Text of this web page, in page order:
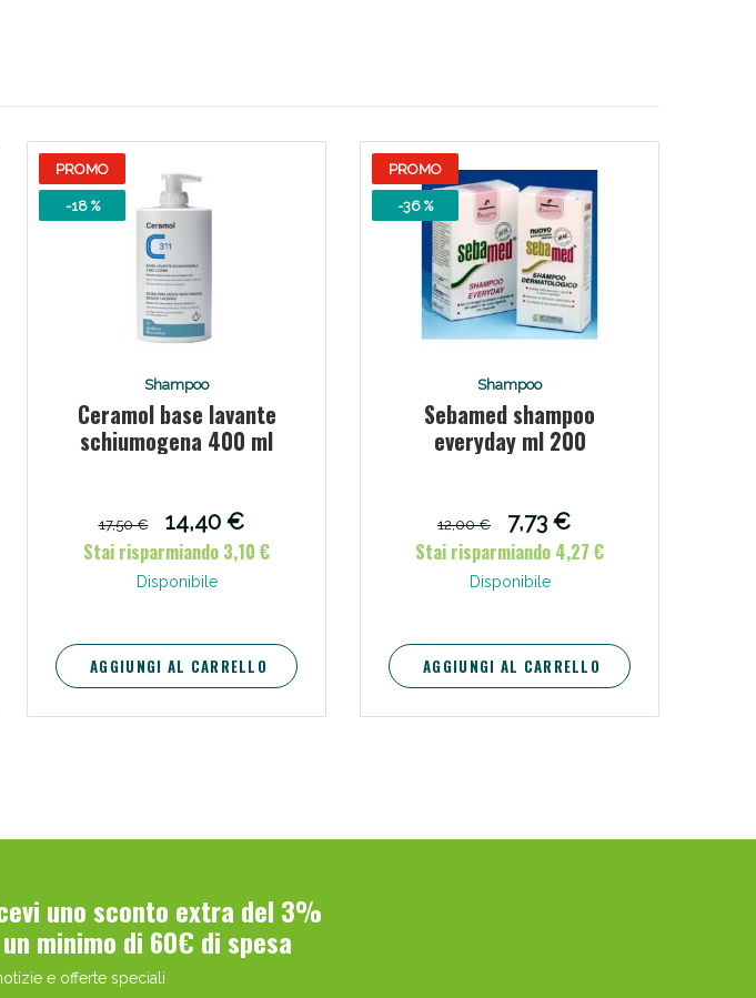
PROMO
-18 %
Shampoo
Ceramol base lavante
schiumogena 400 ml
17,50 €
14,40 €
Stai risparmiando 3,10 €
Disponibile
AGGIUNGI AL CARRELLO
PROMO
-36 %
Shampoo
Sebamed shampoo
everyday ml 200
12,00 €
7,73 €
Stai risparmiando 4,27 €
Disponibile
AGGIUNGI AL CARRELLO
uno sconto extra del 3%
minimo di 60€ di spesa
e offerte speciali
di Oggi